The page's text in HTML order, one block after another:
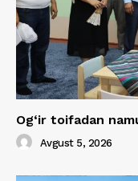
Og‘ir toifadan
Avgust 5, 2026